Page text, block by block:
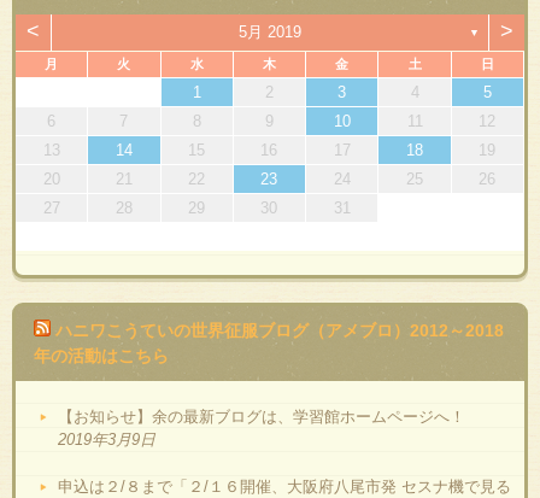
< 5月 2019 ▼ >
月 火 水 木 金 土 日
1 2 3 4
5
6
7 8 9 10 11
12
13
14 15 16 17 18
19
20
21 22 23 24 25
26
27
28 29 30 31
ハニワこうていの世界征服ブログ（アメブロ）2012～2018
年の活動はこちら
【お知らせ】余の最新ブログは、学習館ホームページへ！
2019年3月9日
申込は２/８まで「２/１６開催、大阪府八尾市発 セスナ機で見る